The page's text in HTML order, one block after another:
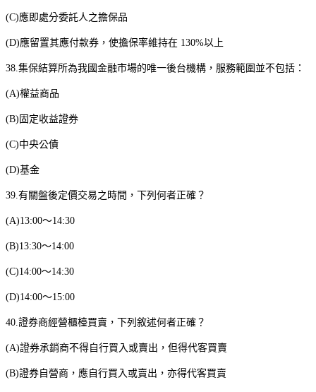
(C)應即處分委託人之擔保品
(D)應留置其應付款券，使擔保率維持在 130%以上
38. 集保結算所為我國金融市場的唯一後台機構，服務範圍並不包括：
(A)權益商品
(B) 固定收益證券
(C)中央公債
(D)基金
39. 有關盤後定價交易之時間，下列何者正確？
(A)13:00～14:30
(B)13:30～14:00
(C)14:00～14:30
(D)14:00～15:00
40. 證券商經營櫃檯買賣，下列敘述何者正確？
(A)證券承銷商不得自行買入或賣出，但得代客買賣
(B)證券自營商，應自行買入或賣出，亦得代客買賣